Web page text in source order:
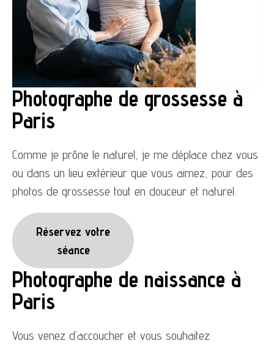
Photographe de grossesse à
Paris
Comme je prône le naturel, je me déplace chez vous
ou dans un lieu extérieur que vous aimez, pour des
photos de grossesse tout en douceur et naturel.
Réservez votre
séance
Photographe de naissance à
Paris
Vous venez d’accoucher et vous souhaitez